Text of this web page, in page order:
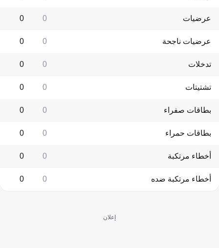
عرضيات 0
0
عرضيات ناجحة 0
0
تدخلات 0
0
تشتيتات 0
0
بطاقات صفراء 0
0
بطاقات حمراء 0
0
أخطاء مرتكبة 0
0
أخطاء مرتكبة ضده 0
0
إعلان